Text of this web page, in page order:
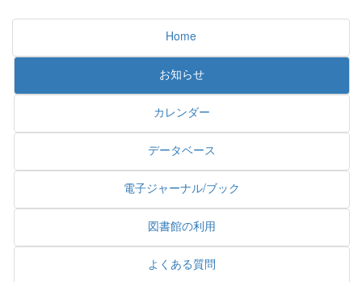
Home
お知らせ
カレンダー
データベース
電子ジャーナル/ブック
図書館の利用
よくある質問